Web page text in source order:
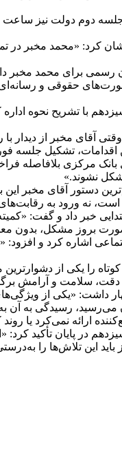
دوم دولت نیز
کرد: «محمد مخبر در
برای محمد مخبر
حقوقی و
با تشریح نحوه
آقای مخبر از
تشکیل جلسه
مرکزی بلافاصله
نشوند.»
آن دوره، مهم‌ترین دستور
نه ورود به رقابت‌های
خبر داد و گفت:
صورت بروز مشکل، بدون
اشاره کرد و افزود:
دقت، سلامت و آرامش
داشت: «یکی از
رسیدگی به آن
ارائه نمی‌کرد یا
در پایان تأکید
این تلاش‌ها را